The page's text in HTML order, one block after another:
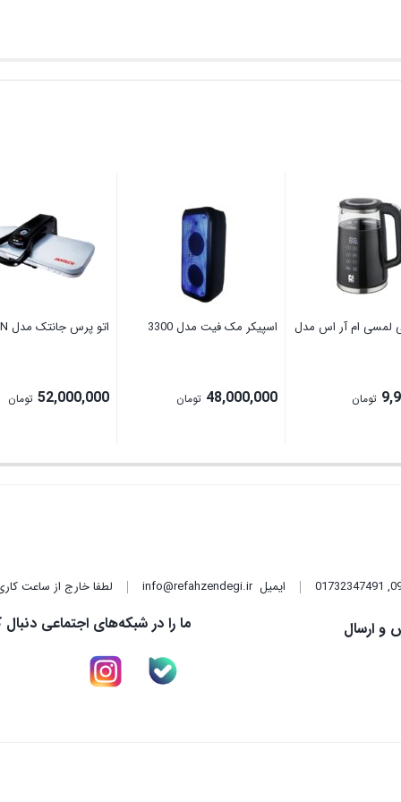
لمسی ام آر اس مدل
تومان
اسپیکر مک فیت مدل 3300
48,000,000 تومان
اتو پرس جانتک مدل 3300N
52,000,000 تومان
,
01732347491 ایمیلinfo@refahzendegi.ir لطفا خارج از ساعت
و ارسال ما را در شبکه‌های اجتماعی دنبال